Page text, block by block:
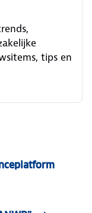
tips en